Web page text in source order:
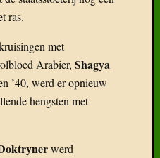
ras.
met
Arabier, Shagya
’40, werd er opnieuw
hengsten met
werd